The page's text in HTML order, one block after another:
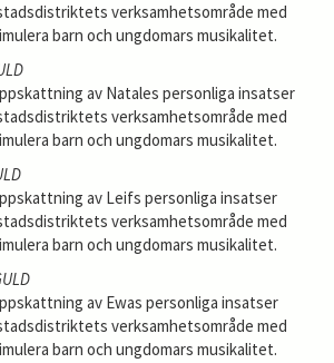
verksamhetsområde med
barn och ungdomars musikalitet.
av Natales personliga insatser
verksamhetsområde med
barn och ungdomars musikalitet.
av Leifs personliga insatser
verksamhetsområde med
barn och ungdomars musikalitet.
av Ewas personliga insatser
verksamhetsområde med
barn och ungdomars musikalitet.